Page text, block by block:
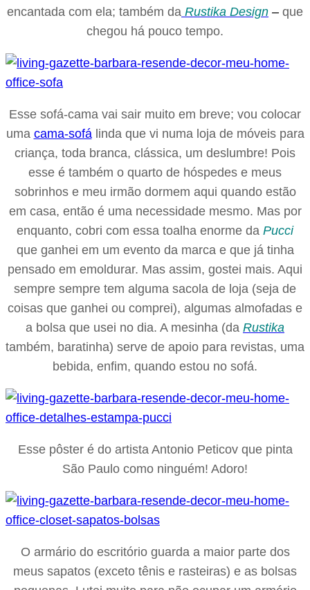
encantada com ela; também da Rustika Design – que
chegou há pouco tempo.
Esse sofá-cama vai sair muito em breve; vou colocar
uma cama-sofálinda que vi numa loja de móveis para
criança, toda branca, clássica, um deslumbre! Pois
esse é também o quarto de hóspedes e meus
sobrinhos e meu irmão dormem aqui quando estão
em casa, então é uma necessidade mesmo. Mas por
enquanto, cobri com essa toalha enorme da Pucci
que ganhei em um evento da marca e que já tinha
pensado em emoldurar. Mas assim, gostei mais. Aqui
sempre sempre tem alguma sacola de loja (seja de
coisas que ganhei ou comprei), algumas almofadas e
a bolsa que usei no dia. A mesinha (da Rustika
também, baratinha) serve de apoio para revistas, uma
bebida, enfim, quando estou no sofá.
Esse pôster é do artista Antonio Peticov que pinta
São Paulo como ninguém! Adoro!
O armário do escritório guarda a maior parte dos
meus sapatos (exceto tênis e rasteiras) e as bolsas